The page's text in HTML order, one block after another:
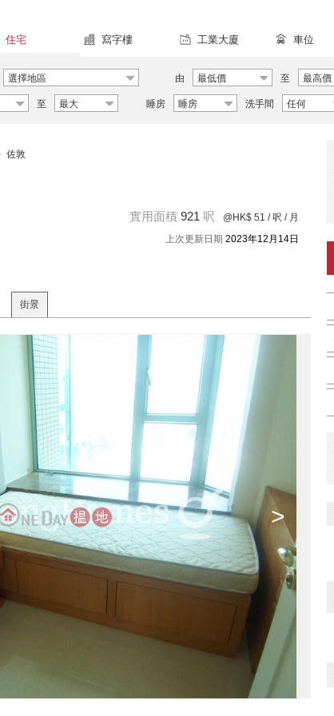
住宅 寫字樓 工業大廈 車位
選擇地區 由 最低價 至 最高價
至 最大 睡房 睡房 洗手間 任何
佐敦
實用面積 921 呎 @HK$ 51 / 呎 / 月
上次更新日期 2023年12月14日
街景
>